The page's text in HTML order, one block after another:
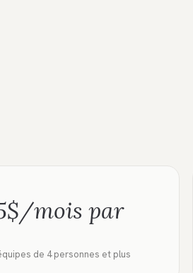
mois par
de 4 personnes et plus